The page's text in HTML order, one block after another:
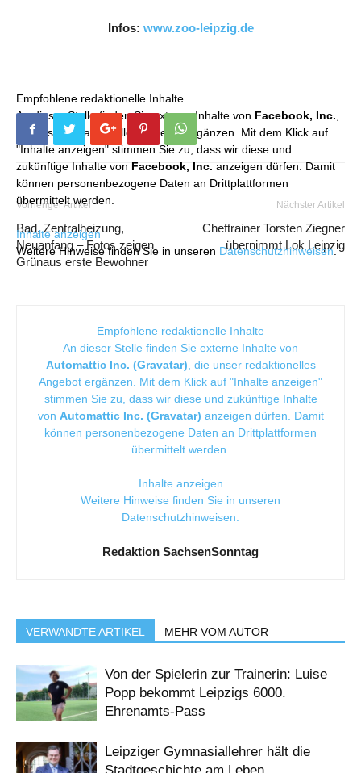
Infos: www.zoo-leipzig.de
Empfohlene redaktionelle Inhalte
An dieser Stelle finden Sie externe Inhalte von Facebook, Inc.,
die unser redaktionelles Angebot ergänzen. Mit dem Klick auf
"Inhalte anzeigen" stimmen Sie zu, dass wir diese und
zukünftige Inhalte von Facebook, Inc. anzeigen dürfen. Damit
können personenbezogene Daten an Drittplattformen
übermittelt werden.
Inhalte anzeigen
Weitere Hinweise finden Sie in unseren Datenschutzhinweisen.
Vorheriger Artikel
Bad, Zentralheizung,
Neuanfang – Fotos zeigen
Grünaus erste Bewohner
Nächster Artikel
Cheftrainer Torsten Ziegner
übernimmt Lok Leipzig
Empfohlene redaktionelle Inhalte
An dieser Stelle finden Sie externe Inhalte von
Automattic Inc. (Gravatar), die unser redaktionelles
Angebot ergänzen. Mit dem Klick auf "Inhalte anzeigen"
stimmen Sie zu, dass wir diese und zukünftige Inhalte
von Automattic Inc. (Gravatar) anzeigen dürfen. Damit
können personenbezogene Daten an Drittplattformen
übermittelt werden.
Inhalte anzeigen
Weitere Hinweise finden Sie in unseren
Datenschutzhinweisen.
Redaktion SachsenSonntag
VERWANDTE ARTIKEL MEHR VOM AUTOR
Von der Spielerin zur Trainerin: Luise
Popp bekommt Leipzigs 6000.
Ehrenamts-Pass
Leipziger Gymnasiallehrer hält die